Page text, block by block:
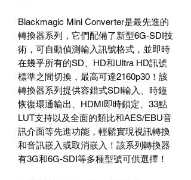
Blackmagic Mini Converter是最先進的
轉換器系列，它們配備了新型6G-SDI技
術，可自動偵測輸入訊號格式，並即時
在幾乎所有的SD HD和Ultra HD訊號
標準之間切換，最高可達2160p30 ！該
轉換器系列提供容錯式SDI輸入、時鐘
恢復環通輸出、 HDMI即時鎖定、 33點
LUT支持以及全面的類比和AES/EBU音
訊介面等先進功能，輕鬆實現視訊轉換
和音訊嵌入或取消嵌入！該系列轉換器
有3G和6G-SDI等多種型號可供選擇！